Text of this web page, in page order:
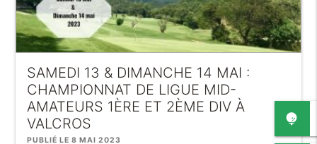
SAMEDI 13 & DIMANCHE 14 MAI :
CHAMPIONNAT DE LIGUE MID-
AMATEURS 1ÈRE ET 2ÈME DIV À
VALCROS
PUBLIÉ LE 8 MAI 2023